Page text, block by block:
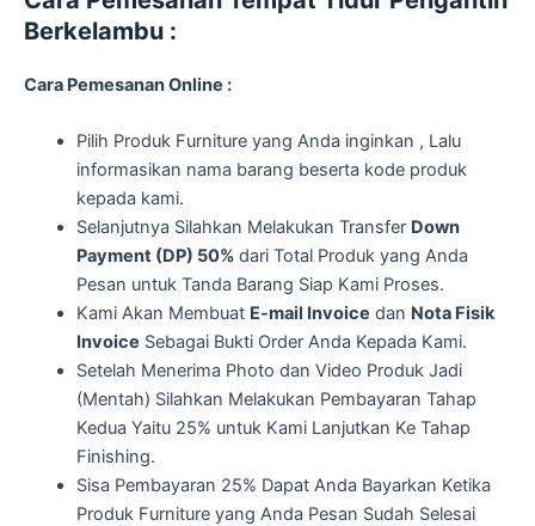
Berkelambu :
Cara Pemesanan Online :
Pilih Produk Furniture yang Anda inginkan , Lalu
informasikan nama barang beserta kode produk
kepada kami.
Selanjutnya Silahkan Melakukan Transfer Down
Payment (DP) 50% dari Total Produk yang Anda
Pesan untuk Tanda Barang Siap Kami Proses.
Kami Akan Membuat E-mail Invoice dan Nota Fisik
Invoice Sebagai Bukti Order Anda Kepada Kami.
Setelah Menerima Photo dan Video Produk Jadi
(Mentah) Silahkan Melakukan Pembayaran Tahap
Kedua Yaitu 25% untuk Kami Lanjutkan Ke Tahap
Finishing.
Sisa Pembayaran 25% Dapat Anda Bayarkan Ketika
Produk Furniture yang Anda Pesan Sudah Selesai